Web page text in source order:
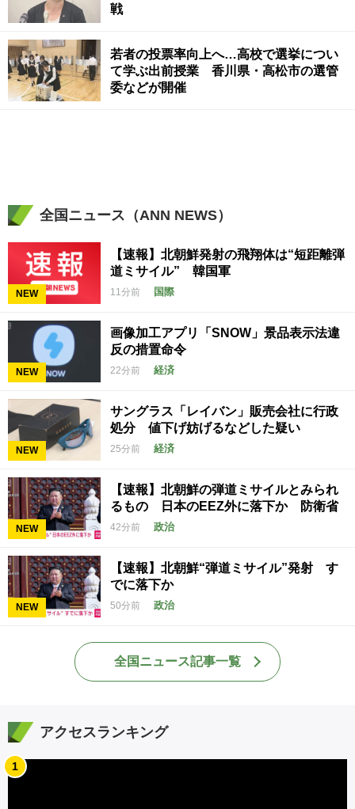
戦
若者の投票率向上へ…高校で選挙につい
て学ぶ出前授業 香川県・高松市の選管
委などが開催
全国ニュース（ANN NEWS）
NEW
【速報】北朝鮮発射の飛翔体は“短距離弾
道ミサイル” 韓国軍
11分前 国際
NEW
画像加工アプリ「SNOW」景品表示法違
反の措置命令
22分前 経済
NEW
サングラス「レイバン」販売会社に行政
処分 値下げ妨げるなどした疑い
25分前 経済
NEW
【速報】北朝鮮の弾道ミサイルとみられ
るもの 日本のEEZ外に落下か 防衛省
42分前 政治
NEW
【速報】北朝鮮“弾道ミサイル”発射 す
でに落下か
50分前 政治
全国ニュース記事一覧
アクセスランキング
1